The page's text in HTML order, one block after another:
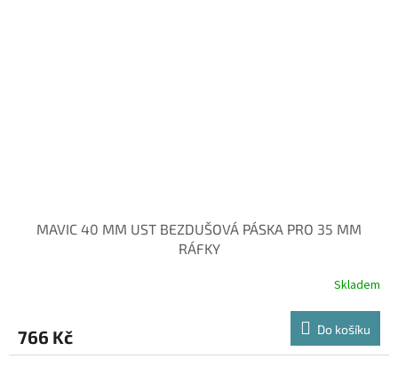
MAVIC 40 MM UST BEZDUŠOVÁ PÁSKA PRO 35 MM
RÁFKY
Skladem
766 Kč Do košíku